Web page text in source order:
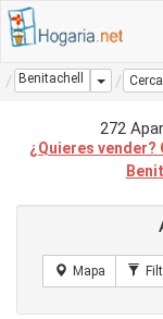
Benitachell Dropdown
272
¿Quieres